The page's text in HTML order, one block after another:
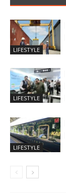
LIFESTYLE
LIFESTYLE
LIFESTYLE